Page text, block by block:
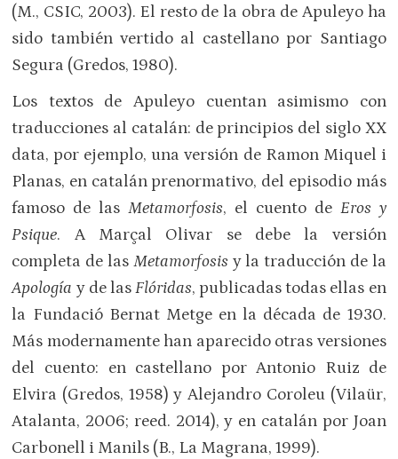
(M., CSIC, 2003). El resto de la obra de Apuleyo ha
sido también vertido al castellano por Santiago
Segura (Gredos, 1980).
Los textos de Apuleyo cuentan asimismo con
traducciones al catalán: de principios del siglo XX
data, por ejemplo, una versión de Ramon Miquel i
Planas, en catalán prenormativo, del episodio más
famoso de lasMetamorfosis, el cuento de Eros y
Psique. A Marçal Olivar se debe la versión
completa de las Metamorfosis y la traducción de la
Apología y de lasFlóridas, publicadas todas ellas en
la Fundació Bernat Metge en la década de 1930.
Más modernamente han aparecido otras versiones
del cuento: en castellano por Antonio Ruiz de
Elvira (Gredos, 1958) y Alejandro Coroleu (Vilaür,
Atalanta, 2006; reed. 2014), y en catalán por Joan
Carbonell i Manils (B., La Magrana, 1999).